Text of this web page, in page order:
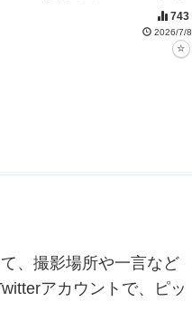
743
2026/7/8
て、撮影場所や一言など
アカウントで、ピッ